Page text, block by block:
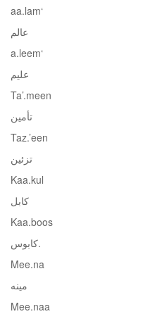
‘aa.lam
عالم
‘a.leem
علیم
Ta’.meen
تأمین
Taz.’een
تزئین
Kaa.kul
کابل
Kaa.boos
.کابوس
Mee.na
مینه
Mee.naa